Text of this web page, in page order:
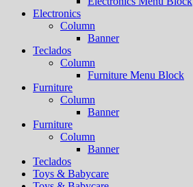
Electronics
Column
Banner
Teclados
Column
Furniture Menu Block
Furniture
Column
Banner
Furniture
Column
Banner
Teclados
Toys & Babycare